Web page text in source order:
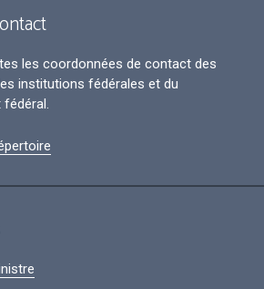
les coordonnées de contact des
institutions fédérales et du
fédéral.